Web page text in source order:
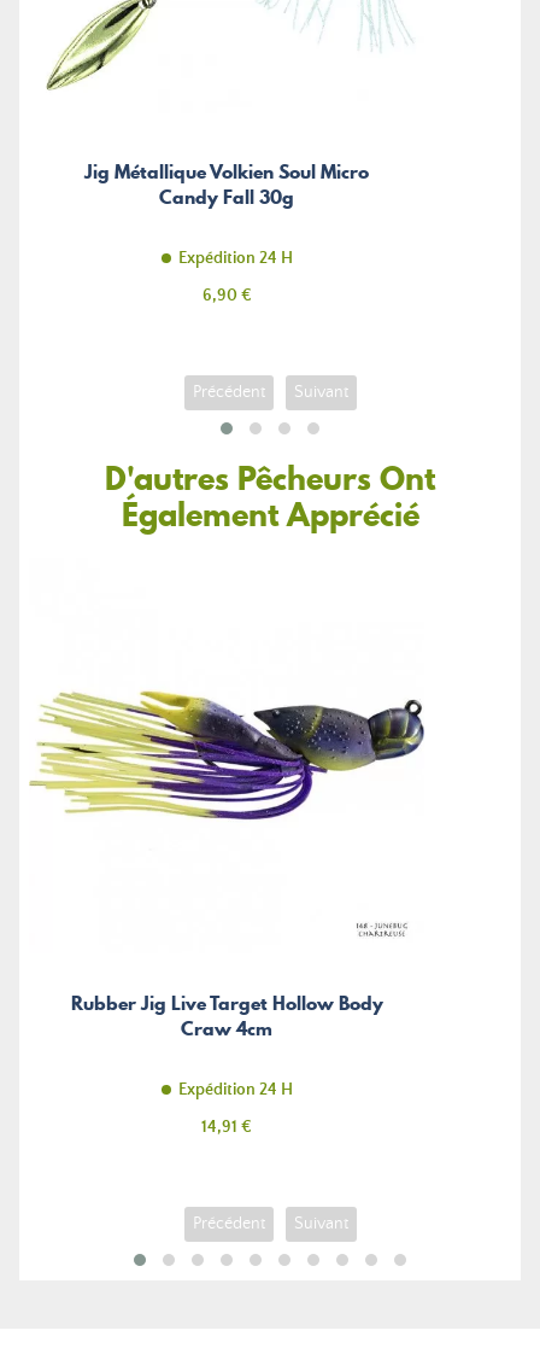
Jig Métallique Volkien Soul Micro
Candy Fall 30g
Expédition 24 H
Prix
6,90 €
Précédent Suivant
D'autres Pêcheurs Ont
Également Apprécié
Rubber Jig Live Target Hollow Body
Craw 4cm
Expédition 24 H
Prix
14,91 €
Précédent Suivant